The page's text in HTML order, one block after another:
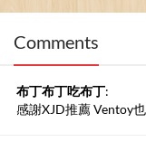
Comments
布丁布丁吃布丁:
感謝XJD推薦 Ventoy